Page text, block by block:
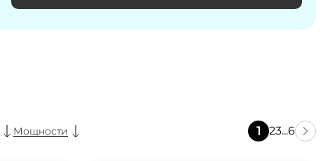
Мощности 1 23...6